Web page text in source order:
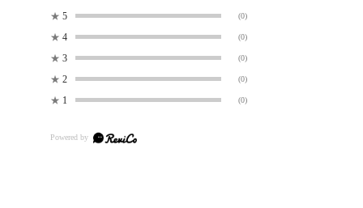
★ 5 (0)
★ 4 (0)
★ 3 (0)
★ 2 (0)
★ 1 (0)